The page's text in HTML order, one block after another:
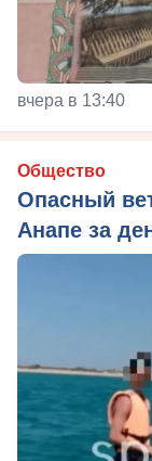
вчера в 13:40
Общество
Опасный
Анапе за